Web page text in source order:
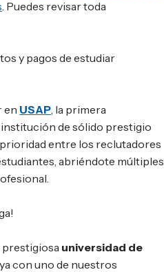
. Puedes revisar toda
y pagos de estudiar
en USAP , la primera
institución de sólido prestigio
entre los reclutadores
abriéndote múltiples
universidad de
con uno de nuestros